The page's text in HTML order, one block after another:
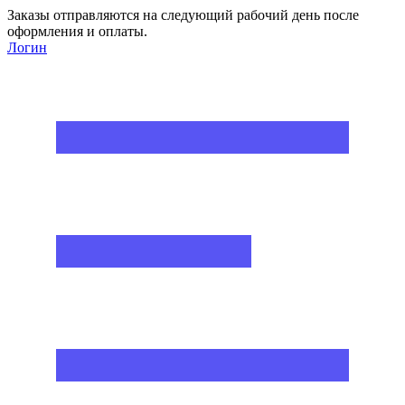
Заказы отправляются на следующий рабочий день после
оформления и оплаты.
Логин